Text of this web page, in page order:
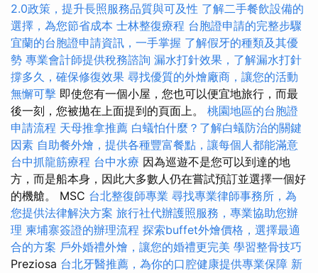
2.0政策，提升長照服務品質與可及性 了解二手餐飲設備的
選擇，為您節省成本 士林整復療程 台胞證申請的完整步驟
宜蘭的台胞證申請資訊，一手掌握 了解假牙的種類及其優
勢 專業會計師提供稅務諮詢 漏水打針效果，了解漏水打針
撐多久，確保修復效果 尋找優質的外燴廠商，讓您的活動
無懈可擊 即使您有一個小屋，您也可以便宜地旅行，而最
後一刻，您被拋在上面提到的頁面上。 桃園地區的台胞證
申請流程 天母推拿推薦 白蟻怕什麼？了解白蟻防治的關鍵
因素 自助餐外燴，提供各種豐富餐點，讓每個人都能滿意
台中抓龍筋療程 台中水療 因為巡遊不是您可以到達的地
方，而是船本身，因此大多數人仍在嘗試預訂並選擇一個好
的機艙。 MSC 台北整復師專業 尋找專業律師事務所，為
您提供法律解決方案 旅行社代辦護照服務，專業協助您辦
理 柬埔寨簽證的辦理流程 探索buffet外燴價格，選擇最適
合的方案 戶外婚禮外燴，讓您的婚禮更完美 學習整骨技巧
Preziosa 台北牙醫推薦，為你的口腔健康提供專業保障 新